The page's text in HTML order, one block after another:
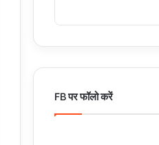
FB पर फॉलो करें